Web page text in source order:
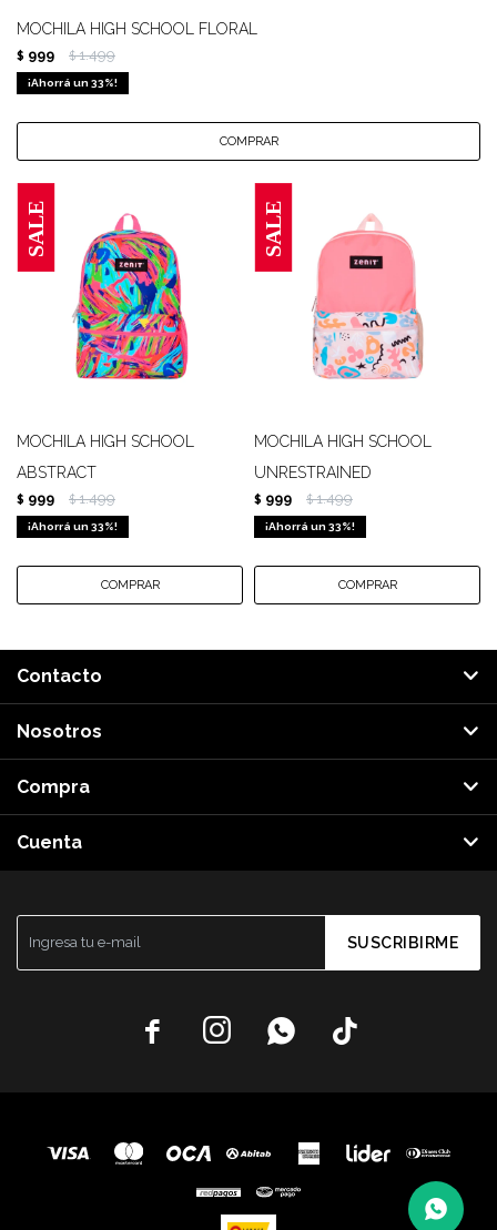
MOCHILA HIGH SCHOOL FLORAL
$ 999 $ 1.499
33
MOCHILA HIGH SCHOOL
ABSTRACT
$ 999 $ 1.499
33
MOCHILA HIGH SCHOOL
UNRESTRAINED
$ 999 $ 1.499
33
SUSCRIBIRME
   
Contacto
Nosotros
Compra
Cuenta